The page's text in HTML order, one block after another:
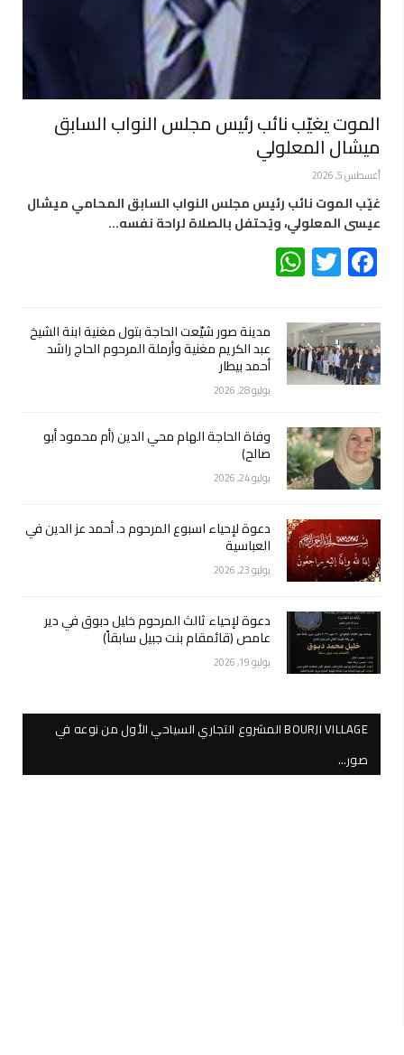
الموت يغيّب نائب رئيس مجلس النواب السابق
ميشال المعلولي
أغسطس 5, 2026
غيّب الموت نائب رئيس مجلس النواب السابق المحامي ميشال
عيسى المعلولي، ويُحتفل بالصلاة لراحة نفسه…
Facebook
Twitter
مدينة صور شيّعت الحاجة بتول مغنية ابنة الشيخ
عبد الكريم مغنية وأرملة المرحوم الحاج راشد
أحمد بيطار
يوليو 28, 2026
وفاة الحاجة الهام محي الدين (أم محمود أبو
صالح)
يوليو 24, 2026
دعوة لإحياء اسبوع المرحوم د. أحمد عز الدين في
العباسية
يوليو 23, 2026
دعوة لإحياء ثالث المرحوم خليل دبوق في دير
عامص (قائمقام بنت جبيل سابقاً)
يوليو 19, 2026
BOURJI VILLAGE المشروع التجاري السياحي الأول من نوعه في
صور…